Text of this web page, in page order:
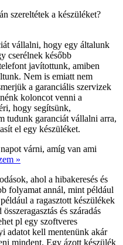
szereltétek a készüléket?
vállalni, hogy egy általunk
cserélnek később
javítottunk, amiben
Nem is emiatt nem
a garanciális szervizek
koloncot venni a
hogy segítsünk,
tudunk garanciát vállalni arra,
el egy készüléket.
várni, amíg van ami
»
ahol a hibakeresés és
folyamat annál, mint például
a ragasztott készülékek
és száradás
pl egy szoftveres
adatot kell mentenünk akár
mindent. Egy ázott készülék